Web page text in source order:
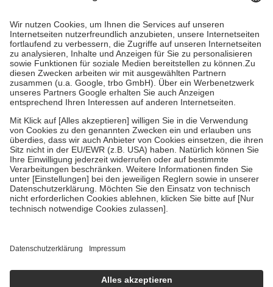
höchstens zehn Euro.
Es sind jedoch nie mehr als die tatsächlichen
Kosten der Leistung zu entrichten.
Diese Regeln gelten grundsätzlich auch für Online-Apotheken.
Bei Heilmitteln und häuslicher Krankenpflege beträgt die
Zuzahlung zehn Prozent der Kosten sowie zehn Euro je
Verordnung.
Um das Engagement der Versicherten für ihre eigene Gesundheit zu
stärken und die besondere Stellung der Familie zu unterstützen,
fallenkeine Zuzahlungenan bei:
• Kindern und Jugendlichen bis zum vollendeten 18. Lebensjahr
mit Ausnahme der Fahrkosten
• Untersuchungen zur Vorsorge und Früherkennung, die von der
GKV getragen werden
• empfohlenen Schutzimpfungen
• Harn- und Blutteststreifen
getroffen, um sicherzustellen, dass es sich um echte Bewertungen
https://help.etrusted.com/hc/de/articles/4419944605341